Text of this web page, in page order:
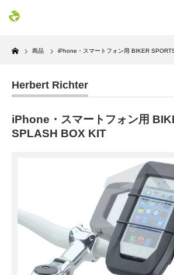
Home
商品 iPhone・スマートフォン用 BIKER
Herbert Richter
iPhone・スマートフォン用
SPLASH BOX KIT